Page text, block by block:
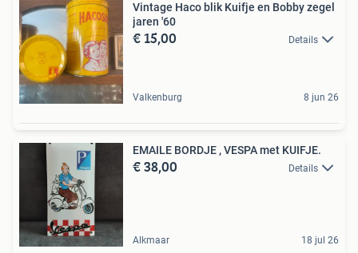
Vintage Haco blik Kuifje en Bobby zegel
jaren '60
€ 15,00 Details
Valkenburg 8 jun 26
EMAILE BORDJE , VESPA met KUIFJE.
€ 38,00 Details
Alkmaar 18 jul 26